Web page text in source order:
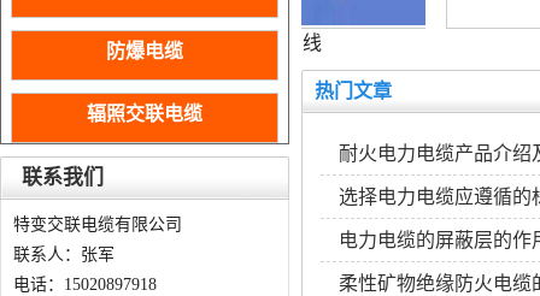
防爆电缆
辐照交联电缆
联系我们
特变交联电缆有限公司
联系人：张军
电话：15020897918
裸铜线
热门文章
耐火电力电缆产品介绍
选择电力电缆应遵循的
电力电缆的屏蔽层的作
柔性矿物绝缘防火电缆